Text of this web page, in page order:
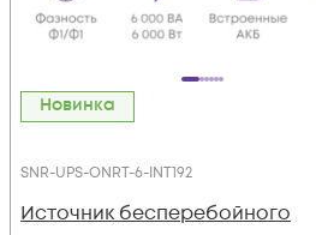
Новинка
SNR-UPS-ONRT-6-INT192
Источник бесперебойного